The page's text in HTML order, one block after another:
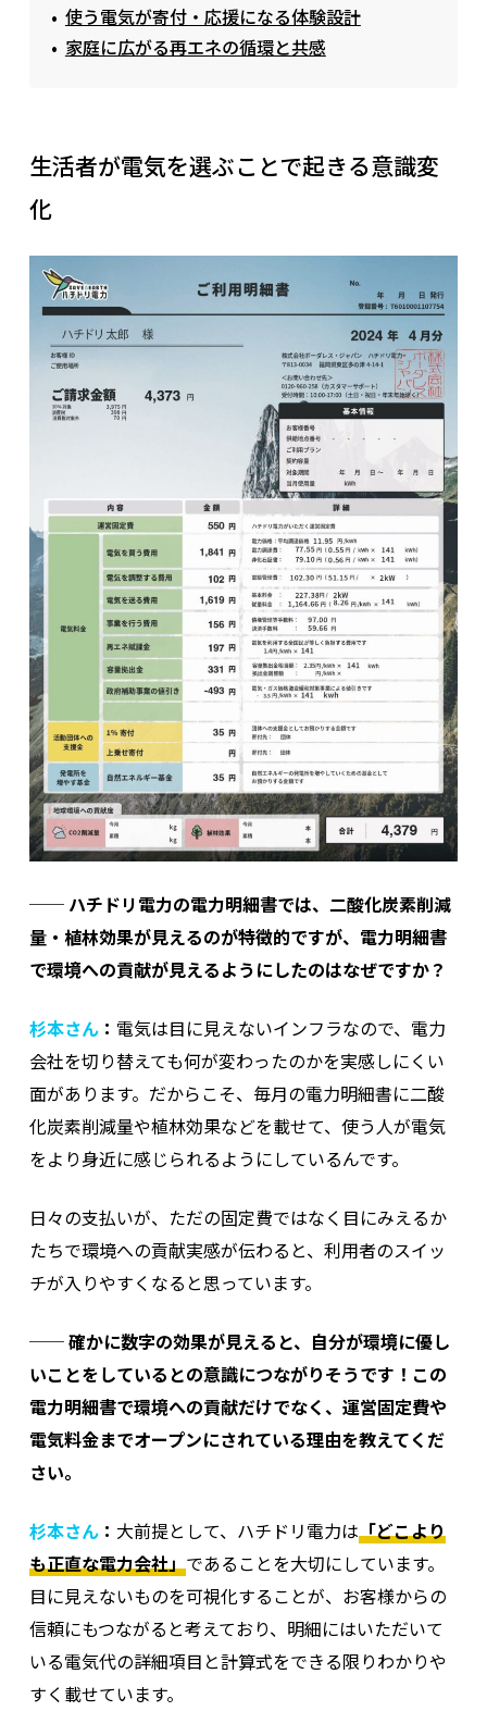
使う電気が寄付・応援になる体験設計
家庭に広がる再エネの循環と共感
生活者が電気を選ぶことで起きる意識変
化
── ハチドリ電力の電力明細書では、二酸化炭素削減
量・植林効果が見えるのが特徴的ですが、電力明細書
で環境への貢献が見えるようにしたのはなぜですか？
杉本さん： 電気は目に見えないインフラなので、電力
会社を切り替えても何が変わったのかを実感しにくい
面があります。だからこそ、毎月の電力明細書に二酸
化炭素削減量や植林効果などを載せて、使う人が電気
をより身近に感じられるようにしているんです。
日々の支払いが、ただの固定費ではなく目にみえるか
たちで環境への貢献実感が伝わると、利用者のスイッ
チが入りやすくなると思っています。
──確かに数字の効果が見えると、自分が環境に優し
いことをしているとの意識につながりそうです！この
電力明細書で環境への貢献だけでなく、運営固定費や
電気料金までオープンにされている理由を教えてくだ
さい。
杉本さん： 大前提として、ハチドリ電力は「どこより
も正直な電力会社」であることを大切にしています。
目に見えないものを可視化することが、お客様からの
信頼にもつながると考えており、明細にはいただいて
いる電気代の詳細項目と計算式をできる限りわかりや
すく載せています。